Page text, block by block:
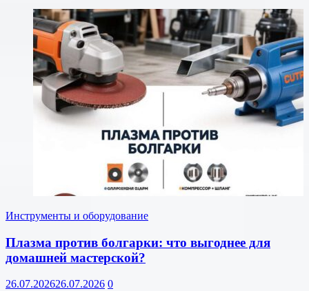
Инструменты и оборудование
Плазма против болгарки: что выгоднее для
домашней мастерской?
26.07.202626.07.2026 0